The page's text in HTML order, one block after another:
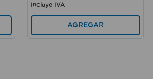
Incluye IVA
AGREGAR